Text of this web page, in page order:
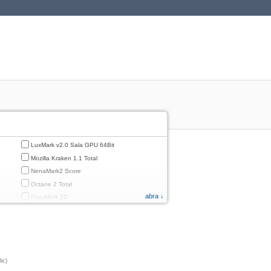
LuxMark v2.0 Sala GPU 64Bit
Mozilla Kraken 1.1 Total
NenaMark2 Score
Octane 2 Total
PassMark 2D
abra ↓